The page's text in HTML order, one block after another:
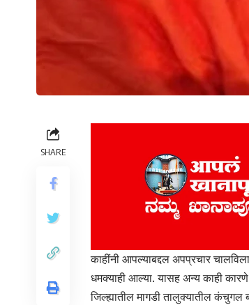
SHARE
काहींनी आपल्याबद्दल अपप्रचार
धमक्याही आल्या. यासह अन्य काही
जिल्ह्यातील मागडी तालुक्यातील